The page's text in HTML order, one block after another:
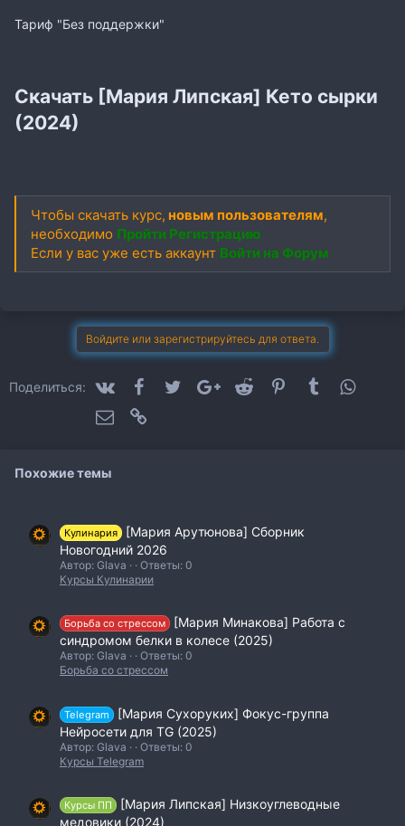
Тариф "Без поддержки"
Скачать [Мария Липская] Кето сырки
(2024)
Чтобы скачать курс, новым пользователям,
необходимо Пройти Регистрацию
Если у вас уже есть аккаунт Войти на Форум
Войдите или зарегистрируйтесь для ответа.
Поделиться: VK FacebookTwitterGoogle+Reddit PinterestTumblr
Электронная почта
Похожие темы
Кулинария
[Мария Арутюнова] Сборник
Новогодний 2026
Автор: Glava
Ответы: 0
Курсы Кулинарии
Борьба со стрессом
[Мария Минакова] Работа с
синдромом белки в колесе (2025)
Автор: Glava
Ответы: 0
Борьба со стрессом
Telegram
[Мария Сухоруких] Фокус-группа
Нейросети для TG (2025)
Автор: Glava
Ответы: 0
Курсы Telegram
Курсы ПП
[Мария Липская] Низкоуглеводные
медовики (2024)